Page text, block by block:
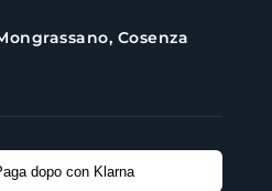
Cosenza
dopo con Klarna